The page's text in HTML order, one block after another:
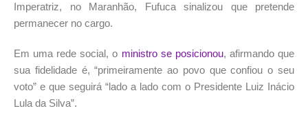
Imperatriz, no Maranhão, Fufuca sinalizou que pretende
permanecer no cargo.
Em uma rede social, o ministro se posicionou, afirmando que
sua fidelidade é, “primeiramente ao povo que confiou o seu
voto” e que seguirá “lado a lado com o Presidente Luiz Inácio
Lula da Silva”.